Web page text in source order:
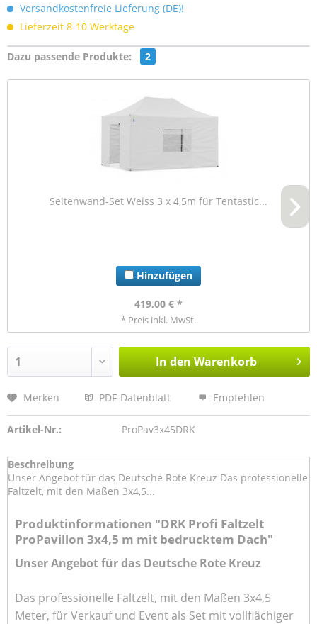
Versandkostenfreie Lieferung (DE)!
Lieferzeit 8-10 Werktage
Dazu passende Produkte: 2
Seitenwand-Set Weiss 3 x 4,5m für Tentastic...
Hinzufügen
419,00 € *
* Preis inkl. MwSt.
In den Warenkorb
Merken PDF-Datenblatt Empfehlen
Artikel-Nr.: ProPav3x45DRK
Beschreibung
Unser Angebot für das Deutsche Rote Kreuz Das professionelle
Faltzelt, mit den Maßen 3x4,5...
Produktinformationen "DRK Profi Faltzelt
ProPavillon 3x4,5 m mit bedrucktem Dach"
Unser Angebot für das Deutsche Rote Kreuz
Das professionelle Faltzelt, mit den Maßen 3x4,5
Meter, für Verkauf und Event als Set mit vollflächiger